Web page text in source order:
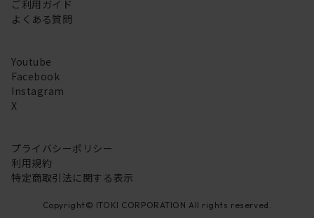
ご利用ガイド
よくある質問
Youtube
Facebook
Instagram
X
プライバシーポリシー
利用規約
特定商取引法に関する表示
Copyright© ITOKI CORPORATION All rights reserved.